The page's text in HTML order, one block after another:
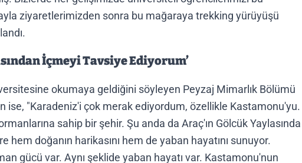
ziyaretlerimizden sonra bu mağaraya trekking yürüyüşü
İçmeyi Tavsiye Ediyorum’
okumaya geldiğini söyleyen Peyzaj Mimarlık Bölümü
ise, "Karadeniz'i çok merak ediyordum, özellikle Kastamonu'yu.
sahip bir şehir. Şu anda da Araç'ın Gölcük Yaylasında
hem doğanın harikasını hem de yaban hayatını sunuyor.
gücü var. Aynı şeklide yaban hayatı var. Kastamonu'nun